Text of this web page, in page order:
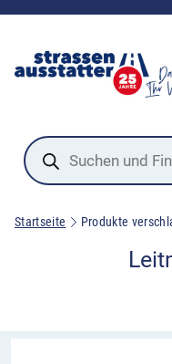
Products
search
Startseite Produkte